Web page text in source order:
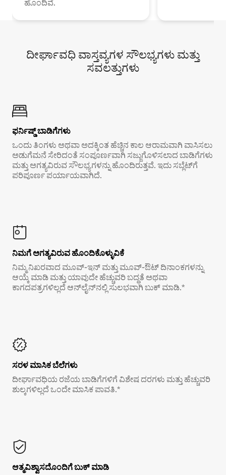
ಹೊಂದಿವೆ.
ದೀರ್ಘಾವಧಿ ವಾಸ್ತವ್ಯಗಳ ಸೌಲಭ್ಯಗಳು ಮತ್ತು
ಸವಲತ್ತುಗಳು
ಫರ್ನಿಷ್ಡ್ ಬಾಡಿಗೆಗಳು
ಒಂದು ತಿಂಗಳು ಅಥವಾ ಅದಕ್ಕಿಂತ ಹೆಚ್ಚಿನ ಕಾಲ ಆರಾಮವಾಗಿ ವಾಸಿಸಲು
ಅಡುಗೆಮನೆ ಸೇರಿದಂತೆ ಸಂಪೂರ್ಣವಾಗಿ ಸಜ್ಜುಗೊಳಿಸಲಾದ ಬಾಡಿಗೆಗಳು
ಮತ್ತು ಅಗತ್ಯವಿರುವ ಸೌಲಭ್ಯಗಳನ್ನು ಹೊಂದಿರುತ್ತವೆ. ಇದು ಸಬ್ಲೆಟ್‌ಗೆ
ಪರಿಪೂರ್ಣ ಪರ್ಯಾಯವಾಗಿದೆ.
ನಿಮಗೆ ಅಗತ್ಯವಿರುವ ಹೊಂದಿಕೊಳ್ಳುವಿಕೆ
ನಿಮ್ಮ ನಿಖರವಾದ ಮೂವ್-ಇನ್ ಮತ್ತು ಮೂವ್-ಔಟ್ ದಿನಾಂಕಗಳನ್ನು
ಆಯ್ಕೆ ಮಾಡಿ ಮತ್ತು ಯಾವುದೇ ಹೆಚ್ಚುವರಿ ಬದ್ಧತೆ ಅಥವಾ
ಕಾಗದಪತ್ರಗಳಿಲ್ಲದೆ ಆನ್‌ಲೈನ್‌ನಲ್ಲಿ ಸುಲಭವಾಗಿ ಬುಕ್ ಮಾಡಿ.*
ಸರಳ ಮಾಸಿಕ ಬೆಲೆಗಳು
ದೀರ್ಘಾವಧಿಯ ರಜೆಯ ಬಾಡಿಗೆಗಳಿಗೆ ವಿಶೇಷ ದರಗಳು ಮತ್ತು ಹೆಚ್ಚುವರಿ
ಶುಲ್ಕಗಳಿಲ್ಲದೆ ಒಂದೇ ಮಾಸಿಕ ಪಾವತಿ.*
ಆತ್ಮವಿಶ್ವಾಸದೊಂದಿಗೆ ಬುಕ್ ಮಾಡಿ